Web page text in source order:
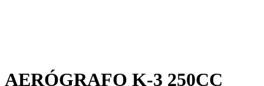
AERÓGRAFO K-3 250CC